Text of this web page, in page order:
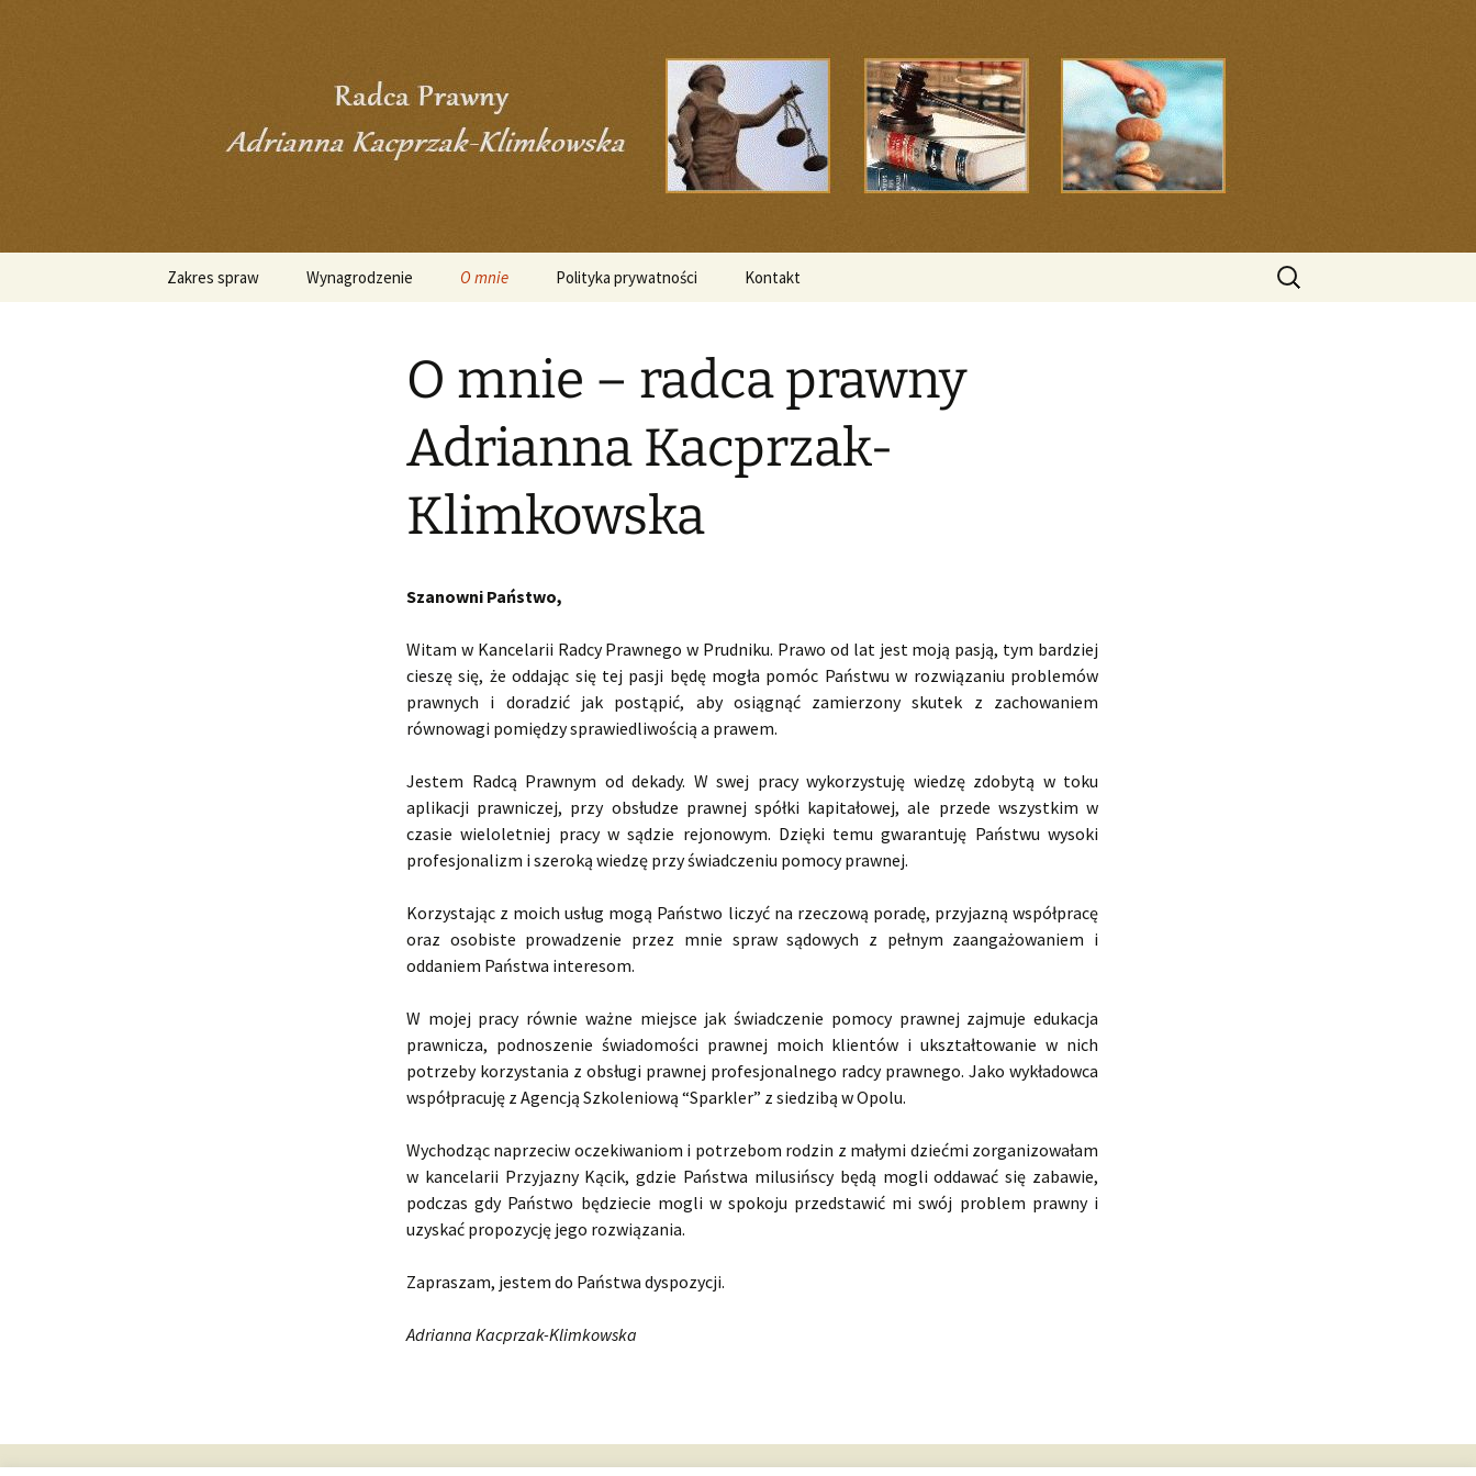
Zakres spraw Wynagrodzenie O mnie Polityka prywatności Kontakt
Search
for:
O mnie – radca prawny
Adrianna Kacprzak-
Klimkowska
Szanowni Państwo,
Witam w Kancelarii Radcy Prawnego w Prudniku. Prawo od lat jest moją pasją, tym bardziej
cieszę się, że oddając się tej pasji będę mogła pomóc Państwu w rozwiązaniu problemów
prawnych i doradzić jak postąpić, aby osiągnąć zamierzony skutek z zachowaniem
równowagi pomiędzy sprawiedliwością a prawem.
Jestem Radcą Prawnym od dekady. W swej pracy wykorzystuję wiedzę zdobytą w toku
aplikacji prawniczej, przy obsłudze prawnej spółki kapitałowej, ale przede wszystkim w
czasie wieloletniej pracy w sądzie rejonowym. Dzięki temu gwarantuję Państwu wysoki
profesjonalizm i szeroką wiedzę przy świadczeniu pomocy prawnej.
Korzystając z moich usług mogą Państwo liczyć na rzeczową poradę, przyjazną współpracę
oraz osobiste prowadzenie przez mnie spraw sądowych z pełnym zaangażowaniem i
oddaniem Państwa interesom.
W mojej pracy równie ważne miejsce jak świadczenie pomocy prawnej zajmuje edukacja
prawnicza, podnoszenie świadomości prawnej moich klientów i ukształtowanie w nich
potrzeby korzystania z obsługi prawnej profesjonalnego radcy prawnego. Jako wykładowca
współpracuję z Agencją Szkoleniową “Sparkler” z siedzibą w Opolu.
Wychodząc naprzeciw oczekiwaniom i potrzebom rodzin z małymi dziećmi zorganizowałam
w kancelarii Przyjazny Kącik, gdzie Państwa milusińscy będą mogli oddawać się zabawie,
podczas gdy Państwo będziecie mogli w spokoju przedstawić mi swój problem prawny i
uzyskać propozycję jego rozwiązania.
Zapraszam, jestem do Państwa dyspozycji.
Adrianna Kacprzak-Klimkowska